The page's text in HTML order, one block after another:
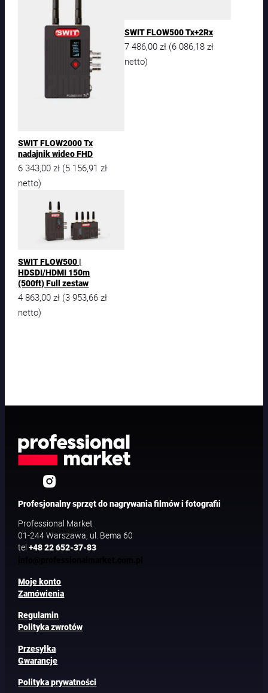
SWIT FLOW2000 Tx
nadajnik wideo FHD
6 343,00zł (5 156,91zł
netto)
SWIT FLOW500 Tx+2Rx
7 486,00 zł (6 086,18 zł
netto)
SWIT FLOW500 |
HDSDI/HDMI 150m
(500ft) Full zestaw
4 863,00zł (3 953,66zł
netto)
Profesjonalny sprzęt do nagrywania filmów i fotografii
Professional Market
01-244 Warszawa, ul. Bema 60
tel+48 22 652-37-83
Moje konto
Zamówienia
Regulamin
Polityka zwrotów
Przesyłka
Gwarancje
Polityka prywatności